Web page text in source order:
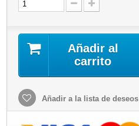
Añadir al
carrito
Añadir a la lista de deseos